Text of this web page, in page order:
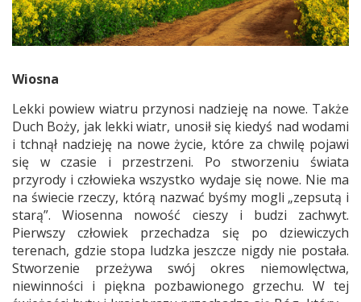
Wiosna
Lekki powiew wiatru przynosi nadzieję na nowe. Także
Duch Boży, jak lekki wiatr, unosił się kiedyś nad wodami
i tchnął nadzieję na nowe życie, które za chwilę pojawi
się w czasie i przestrzeni. Po stworzeniu świata
przyrody i człowieka wszystko wydaje się nowe. Nie ma
na świecie rzeczy, którą nazwać byśmy mogli „zepsutą i
starą”. Wiosenna nowość cieszy i budzi zachwyt.
Pierwszy człowiek przechadza się po dziewiczych
terenach, gdzie stopa ludzka jeszcze nigdy nie postała.
Stworzenie przeżywa swój okres niemowlęctwa,
niewinności i piękna pozbawionego grzechu. W tej